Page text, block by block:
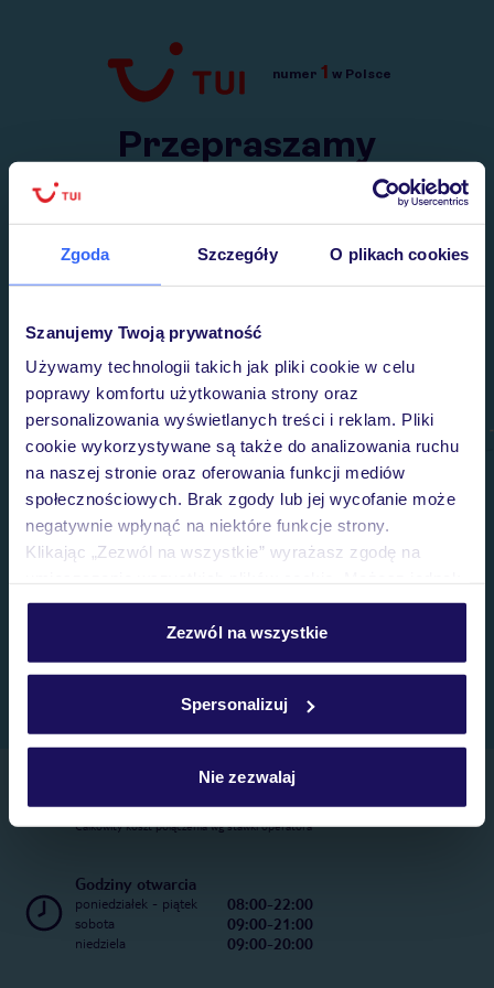
Zgoda Szczegóły O plikach cookies
Szanujemy Twoją prywatność
Używamy technologii takich jak pliki cookie w celu
poprawy komfortu użytkowania strony oraz
personalizowania wyświetlanych treści i reklam. Pliki
cookie wykorzystywane są także do analizowania ruchu
na naszej stronie oraz oferowania funkcji mediów
społecznościowych. Brak zgody lub jej wycofanie może
negatywnie wpłynąć na niektóre funkcje strony.
Klikając „Zezwól na wszystkie” wyrażasz zgodę na
personalizować swój wybór wchodząc w zakładkę
Szczegółowe informacje o plikach cookie znajdziesz
Zezwól na wszystkie
Spersonalizuj
Nie zezwalaj
Przejdź do TUI.pl
numer 1 w Polsce
Przepraszamy
Wysłaliśmy nasz serwis na krótkie wakacje.
Telefoniczne Centrum Rezerwacji
22 270 31 20
Całkowity koszt połączenia wg stawki operatora
Godziny otwarcia
poniedziałek - piątek 08:00-22:00
sobota 09:00-21:00
niedziela 09:00-20:00